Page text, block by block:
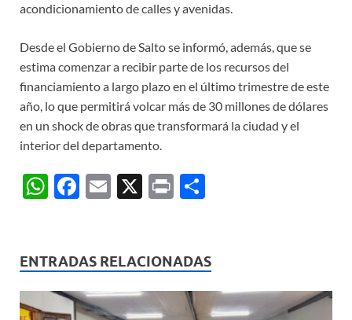
acondicionamiento de calles y avenidas.
Desde el Gobierno de Salto se informó, además, que se
estima comenzar a recibir parte de los recursos del
financiamiento a largo plazo en el último trimestre de este
año, lo que permitirá volcar más de 30 millones de dólares
en un shock de obras que transformará la ciudad y el
interior del departamento.
W
s
A
p
F
b
o
o
E
X
P
p
ar
ti
ENTRADAS RELACIONADAS